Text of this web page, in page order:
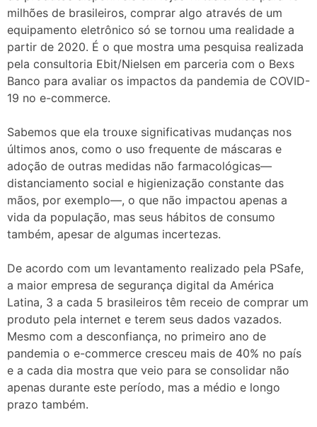
milhões de brasileiros, comprar algo através de um
equipamento eletrônico só se tornou uma realidade a
partir de 2020. É o que mostra uma pesquisa realizada
pela consultoria Ebit/Nielsen em parceria com o Bexs
Banco para avaliar os impactos da pandemia de COVID-
19 no e-commerce.
Sabemos que ela trouxe significativas mudanças nos
últimos anos, como o uso frequente de máscaras e
adoção de outras medidas não farmacológicas—
distanciamento social e higienização constante das
mãos, por exemplo—, o que não impactou apenas a
vida da população, mas seus hábitos de consumo
também, apesar de algumas incertezas.
De acordo com um levantamento realizado pela PSafe,
a maior empresa de segurança digital da América
Latina, 3 a cada 5 brasileiros têm receio de comprar um
produto pela internet e terem seus dados vazados.
Mesmo com a desconfiança, no primeiro ano de
pandemia o e-commerce cresceu mais de 40% no país
e a cada dia mostra que veio para se consolidar não
apenas durante este período, mas a médio e longo
prazo também.